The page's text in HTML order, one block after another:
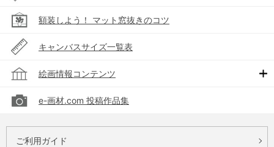
額装しよう！ マット窓抜きのコツ
キャンバスサイズ一覧表
絵画情報コンテンツ
e-画材.com 投稿作品集
ご利用ガイド